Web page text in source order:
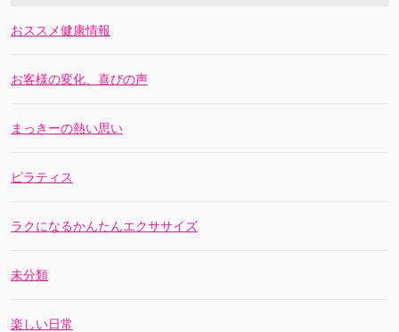
おススメ健康情報
お客様の変化、喜びの声
まっきーの熱い思い
ピラティス
ラクになるかんたんエクササイズ
未分類
楽しい日常